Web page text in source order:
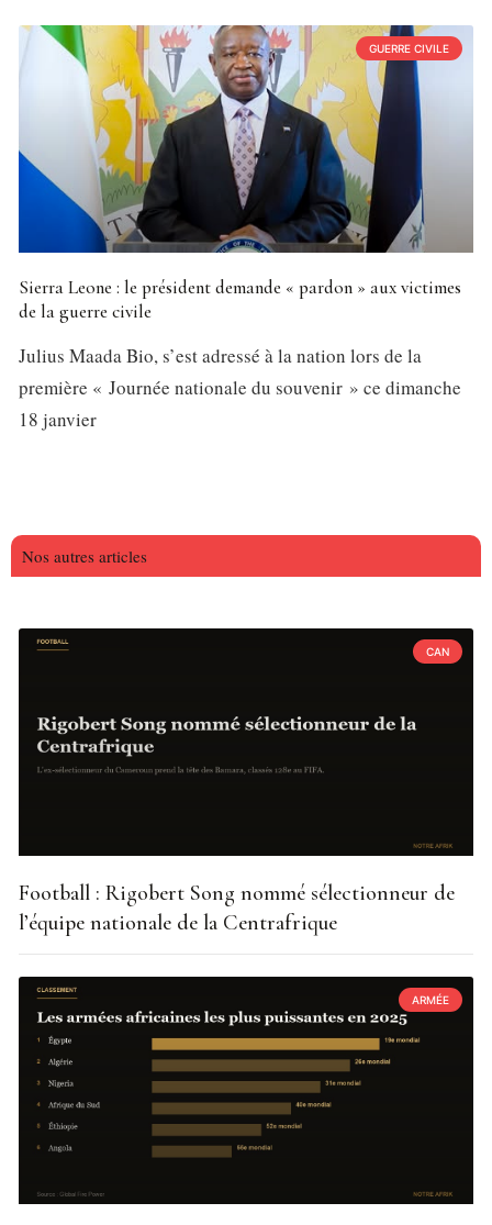
GUERRE CIVILE
Sierra Leone : le président demande « pardon » aux victimes
de la guerre civile
Julius Maada Bio, s’est adressé à la nation lors de la
première « Journée nationale du souvenir » ce dimanche
18 janvier
Nos autres articles
CAN
Football : Rigobert Song nommé sélectionneur de
l’équipe nationale de la Centrafrique
ARMÉE